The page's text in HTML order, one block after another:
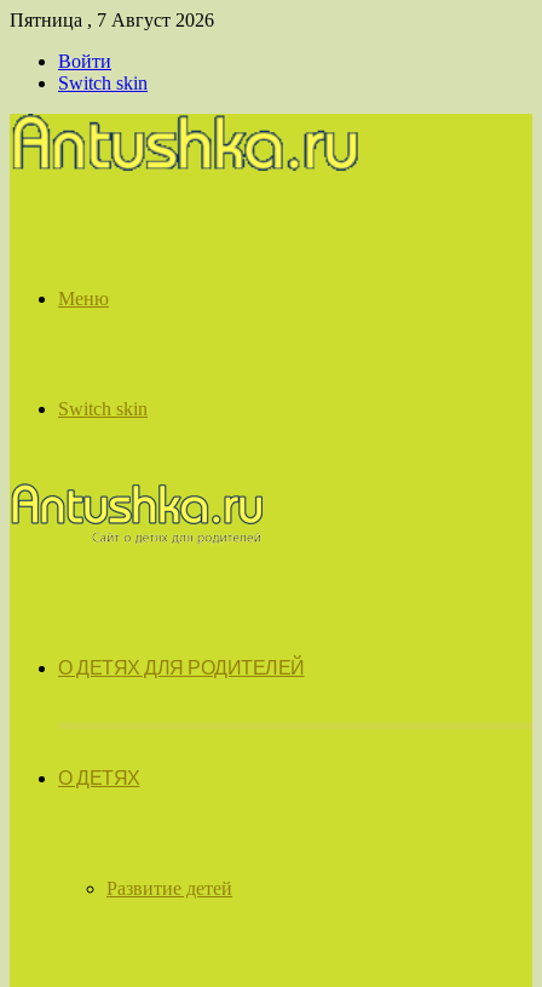
Пятница , 7 Август 2026
Войти
Switch skin
Меню
Switch skin
О ДЕТЯХ ДЛЯ РОДИТЕЛЕЙ
О ДЕТЯХ
Развитие детей